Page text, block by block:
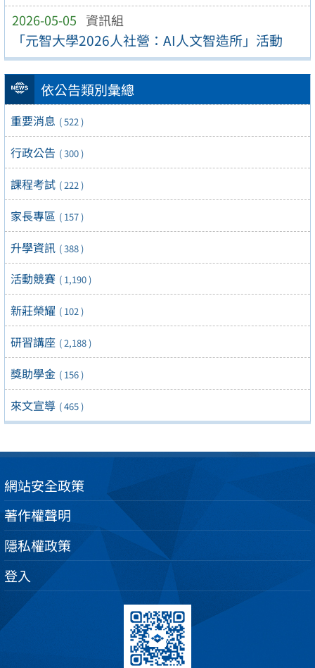
2026-05-05 資訊組
「元智大學2026人社營：AI人文智造所」活動
依公告類別彙總
重要消息 ( 522 )
行政公告 ( 300 )
課程考試 ( 222 )
家長專區 ( 157 )
升學資訊 ( 388 )
活動競賽 ( 1,190 )
新莊榮耀 ( 102 )
研習講座 ( 2,188 )
獎助學金 ( 156 )
來文宣導 ( 465 )
網站安全政策
著作權聲明
隱私權政策
登入